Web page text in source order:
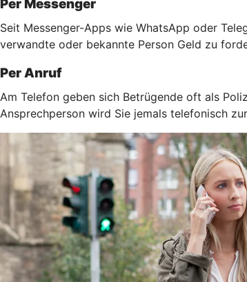
Per Messenger
Seit Messenger-Apps wie WhatsApp oder
verwandte oder bekannte Person Geld zu
Per Anruf
Am Telefon geben sich Betrügende oft als
Ansprechperson wird Sie jemals telefonisch